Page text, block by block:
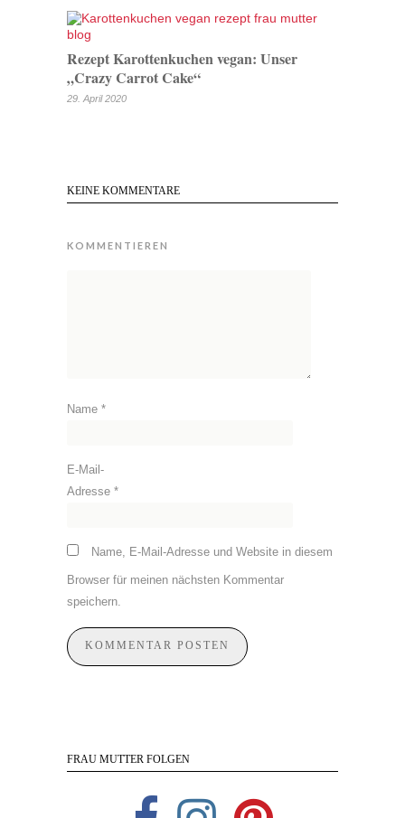
Rezept Karottenkuchen vegan: Unser
„Crazy Carrot Cake“
29. April 2020
KEINE KOMMENTARE
KOMMENTIEREN
Name *
E-Mail-
Adresse *
Name, E-Mail-Adresse und Website in diesem
Browser für meinen nächsten Kommentar
speichern.
FRAU MUTTER FOLGEN